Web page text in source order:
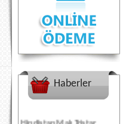
Haberler
Hindistan Malı Tristar